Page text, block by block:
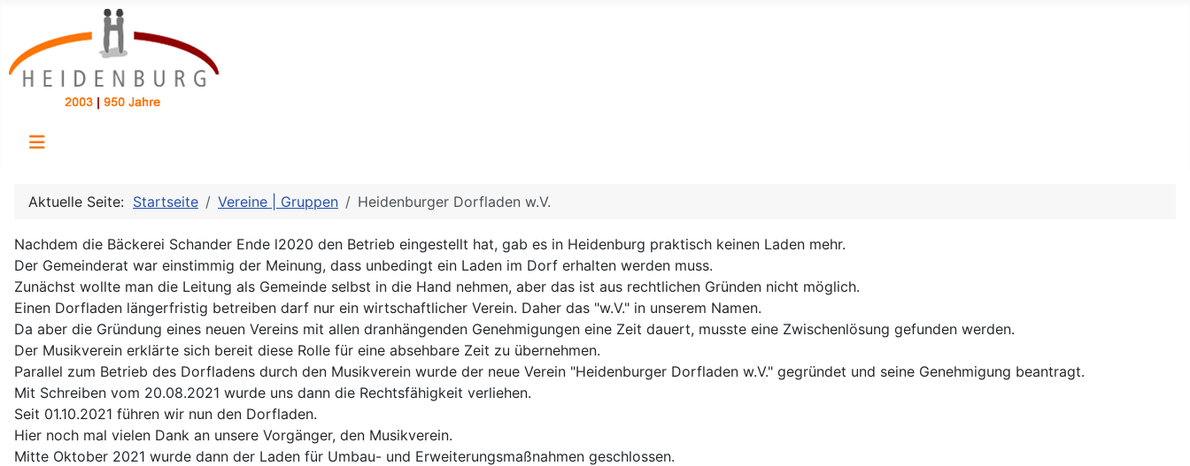
Aktuelle Seite: Startseite Vereine | Gruppen Heidenburger Dorfladen w.V.
Nachdem die Bäckerei Schander Ende l2020 den Betrieb eingestellt hat, gab es in Heidenburg praktisch keinen Laden mehr.
Der Gemeinderat war einstimmig der Meinung, dass unbedingt ein Laden im Dorf erhalten werden muss.
Zunächst wollte man die Leitung als Gemeinde selbst in die Hand nehmen, aber das ist aus rechtlichen Gründen nicht möglich.
Einen Dorfladen längerfristig betreiben darf nur ein wirtschaftlicher Verein. Daher das "w.V." in unserem Namen.
Da aber die Gründung eines neuen Vereins mit allen dranhängenden Genehmigungen eine Zeit dauert, musste eine Zwischenlösung gefunden werden.
Der Musikverein erklärte sich bereit diese Rolle für eine absehbare Zeit zu übernehmen.
Parallel zum Betrieb des Dorfladens durch den Musikverein wurde der neue Verein "Heidenburger Dorfladen w.V." gegründet und seine Genehmigung beantragt.
Mit Schreiben vom 20.08.2021 wurde uns dann die Rechtsfähigkeit verliehen.
Seit 01.10.2021 führen wir nun den Dorfladen.
Hier noch mal vielen Dank an unsere Vorgänger, den Musikverein.
Mitte Oktober 2021 wurde dann der Laden für Umbau- und Erweiterungsmaßnahmen geschlossen.